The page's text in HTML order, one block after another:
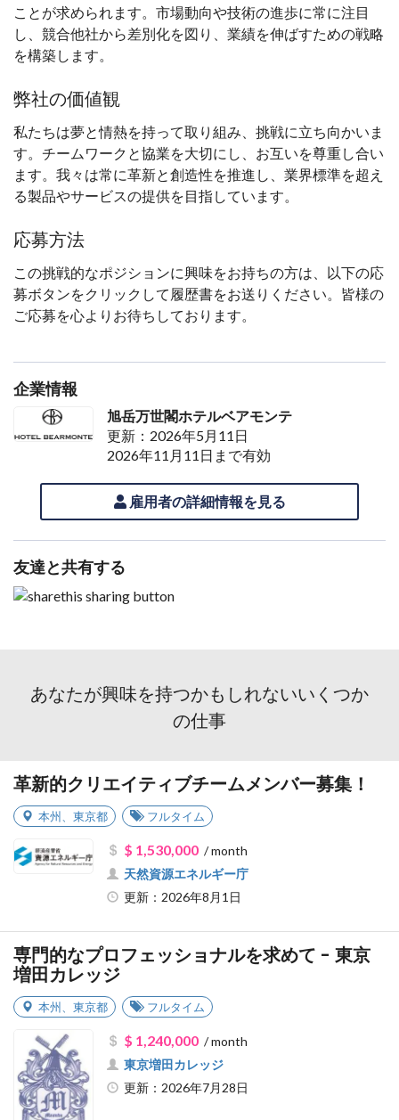
ことが求められます。市場動向や技術の進歩に常に注目
し、競合他社から差別化を図り、業績を伸ばすための戦略
を構築します。
弊社の価値観
私たちは夢と情熱を持って取り組み、挑戦に立ち向かいま
す。チームワークと協業を大切にし、お互いを尊重し合い
ます。我々は常に革新と創造性を推進し、業界標準を超え
る製品やサービスの提供を目指しています。
応募方法
この挑戦的なポジションに興味をお持ちの方は、以下の応
募ボタンをクリックして履歴書をお送りください。皆様の
ご応募を心よりお待ちしております。
企業情報
旭岳万世閣ホテルベアモンテ
更新：2026年5月11日
2026年11月11日まで有効
雇用者の詳細情報を見る
友達と共有する
あなたが興味を持つかもしれないいくつか
の仕事
革新的クリエイティブチームメンバー募集！
本州 東京都 フルタイム
$ 1,530,000/ month
天然資源エネルギー庁
更新：2026年8月1日
専門的なプロフェッショナルを求めて - 東京
増田カレッジ
本州 東京都 フルタイム
$ 1,240,000/ month
東京増田カレッジ
更新：2026年7月28日